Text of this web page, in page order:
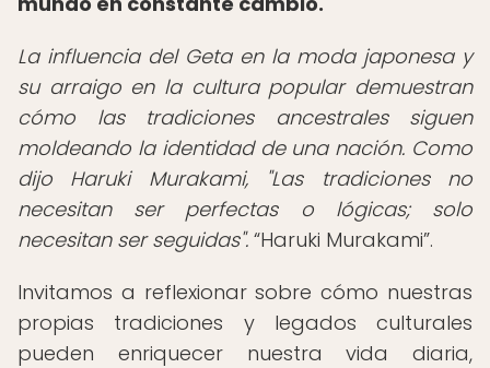
La influencia del Geta en la moda japonesa y
su arraigo en la cultura popular demuestran
cómo las tradiciones ancestrales siguen
moldeando la identidad de una nación. Como
dijo Haruki Murakami, "Las tradiciones no
necesitan ser perfectas o lógicas; solo
necesitan ser seguidas". Haruki Murakami .
Invitamos a reflexionar sobre cómo nuestras
propias tradiciones y legados culturales
pueden enriquecer nuestra vida diaria,